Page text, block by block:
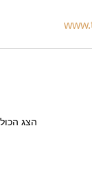
הצג הכול